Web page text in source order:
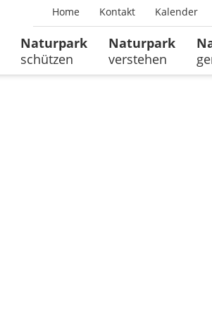
Home Kontakt Kalender
Naturpark
schützen
Naturpark
verstehen